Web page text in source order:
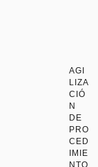
AGI
LIZA
CIÓ
N
DE
PRO
CED
IMIE
NTO